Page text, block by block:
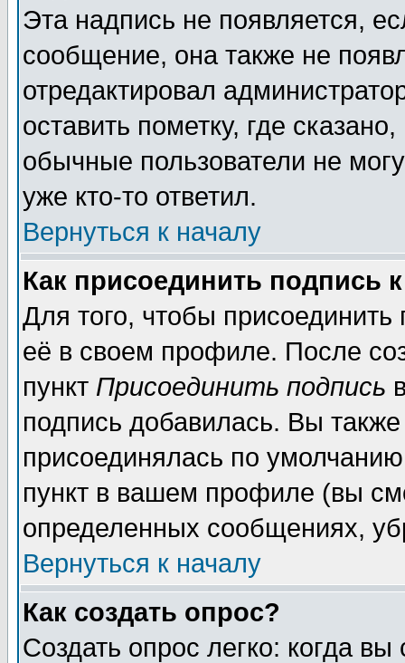
Эта надпись не появляется,
сообщение, она также не
отредактировал
оставить пометку, где
обычные пользователи не
уже кто-то ответил.
Вернуться к началу
Как присоединить подпись
Для того, чтобы
её в своем профиле. После
пункт Присоединить подпись
подпись добавилась. Вы
присоединялась по
пункт в вашем профиле (вы
определенных сообщениях,
Вернуться к началу
Как создать опрос?
Создать опрос легко: когда